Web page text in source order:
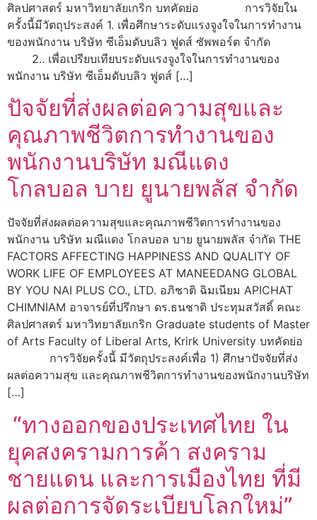
ศิลปศาสตร์ มหาวิทยาลัยเกริก บทคัดย่อ การวิจัยใน
ครั้งนี้มีวัตถุประสงค์ 1. เพื่อศึกษาระดับแรงจูงใจในการทำงาน
ของพนักงาน บริษัท ซีเอ็มดับบลิว ฟูดส์ ซัพพอร์ต จำกัด
2.. เพื่อเปรียบเทียบระดับแรงจูงใจในการทำงานของ
พนักงาน บริษัท ซีเอ็มดับบลิว ฟูดส์ […]
ปัจจัยที่ส่งผลต่อความสุขและ
คุณภาพชีวิตการทำงานของ
พนักงานบริษัท มณีแดง
โกลบอล บาย ยูนายพลัส จำกัด
ปัจจัยที่ส่งผลต่อความสุขและคุณภาพชีวิตการทำงานของ
พนักงาน บริษัท มณีแดง โกลบอล บาย ยูนายพลัส จำกัด THE
FACTORS AFFECTING HAPPINESS AND QUALITY OF
WORK LIFE OF EMPLOYEES AT MANEEDANG GLOBAL
BY YOU NAI PLUS CO., LTD. อภิชาติ ฉิมเนียม APICHAT
CHIMNIAM อาจารย์ที่ปรึกษา ดร.ธนชาติ ประทุมสวัสดิ์ คณะ
ศิลปศาสตร์ มหาวิทยาลัยเกริก Graduate students of Master
of Arts Faculty of Liberal Arts, Krirk University บทคัดย่อ
การวิจัยครั้งนี้ มีวัตถุประสงค์เพื่อ 1) ศึกษาปัจจัยที่ส่ง
ผลต่อความสุข และคุณภาพชีวิตการทำงานของพนักงานบริษัท
[…]
“ทางออกของประเทศไทย ใน
ยุคสงครามการค้า สงคราม
ชายแดน และการเมืองไทย ที่มี
ผลต่อการจัดระเบียบโลกใหม่”